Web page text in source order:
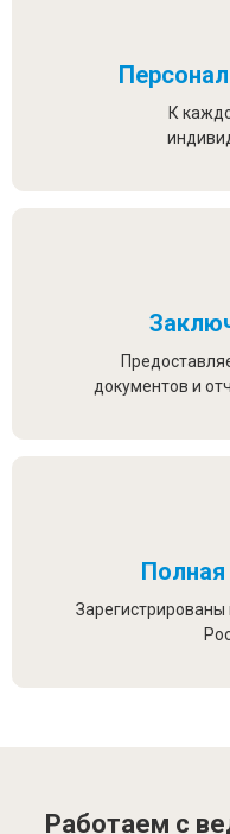
К
документов и
Полная
Работаем с